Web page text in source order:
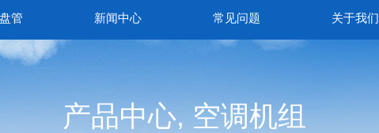
管 新闻中心 常见问题 关于我们
产品中心, 空调机组